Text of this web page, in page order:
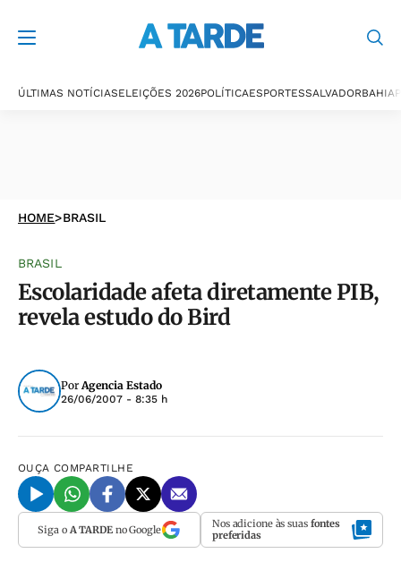
ÚLTIMAS NOTÍCIASELEIÇÕES 2026POLÍTICAESPORTESSALVADORBAHIA
HOME>BRASIL
BRASIL
Escolaridade afeta diretamente PIB,
revela estudo do Bird
PorAgencia Estado
26/06/2007 - 8:35 h
OUÇA COMPARTILHE
Siga o A TARDEno Google Nos adicione às suas fontes
preferidas